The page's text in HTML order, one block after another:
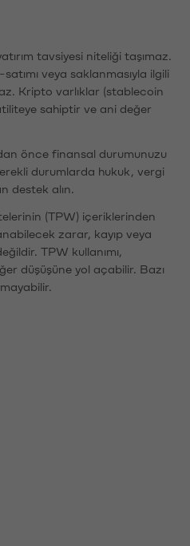
tavsiyesi niteliği taşımaz.
veya saklanmasıyla ilgili
Kripto varlıklar (stablecoin
sahiptir ve ani değer
önce finansal durumunuzu
durumlarda hukuk, vergi
destek alın.
(TPW) içeriklerinden
zarar, kayıp veya
TPW kullanımı,
düşüşüne yol açabilir. Bazı